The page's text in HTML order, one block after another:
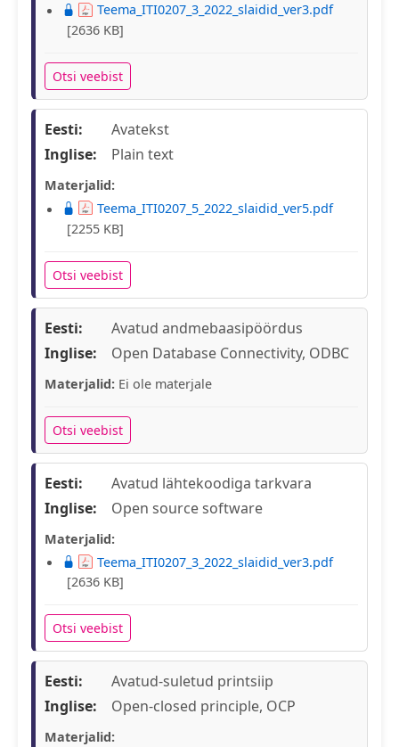
Teema_ITI0207_3_2022_slaidid_ver3.pdf
[2636 KB]
Otsi veebist
Eesti:
Avatekst
Inglise:
Plain text
Materjalid:
Teema_ITI0207_5_2022_slaidid_ver5.pdf
[2255 KB]
Otsi veebist
Eesti:
Avatud andmebaasipöördus
Inglise:
Open Database Connectivity, ODBC
Materjalid: Ei ole materjale
Otsi veebist
Eesti:
Avatud lähtekoodiga tarkvara
Inglise:
Open source software
Materjalid:
Teema_ITI0207_3_2022_slaidid_ver3.pdf
[2636 KB]
Otsi veebist
Eesti:
Avatud-suletud printsiip
Inglise:
Open-closed principle, OCP
Materjalid: